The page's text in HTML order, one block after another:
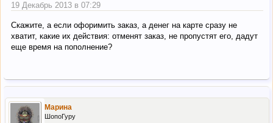
19 Декабрь 2013 в 07:29
Скажите, а если офоримить заказ, а денег на карте сразу не
хватит, какие их действия: отменят заказ, не пропустят его, дадут
еще время на пополнение?
Марина
ШопоГуру